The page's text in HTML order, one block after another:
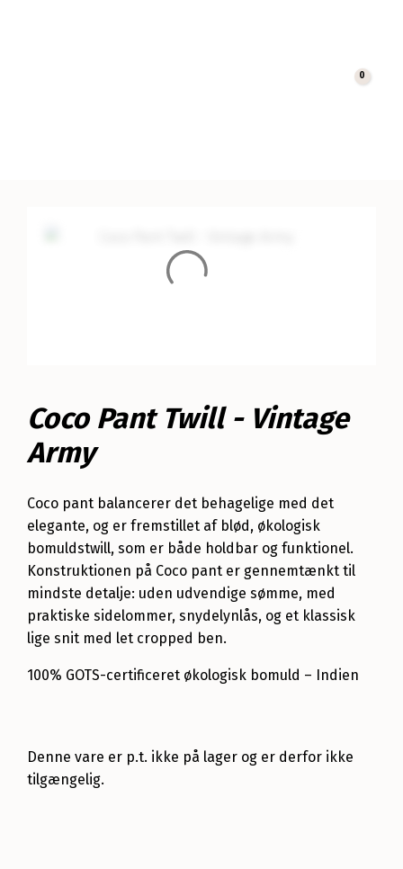
0
Coco Pant Twill - Vintage
Army
Coco pant balancerer det behagelige med det
elegante, og er fremstillet af blød, økologisk
bomuldstwill, som er både holdbar og funktionel.
Konstruktionen på Coco pant er gennemtænkt til
mindste detalje: uden udvendige sømme, med
praktiske sidelommer, snydelynlås, og et klassisk
lige snit med let cropped ben.
100% GOTS-certificeret økologisk bomuld – Indien
Denne vare er p.t. ikke på lager og er derfor ikke
tilgængelig.